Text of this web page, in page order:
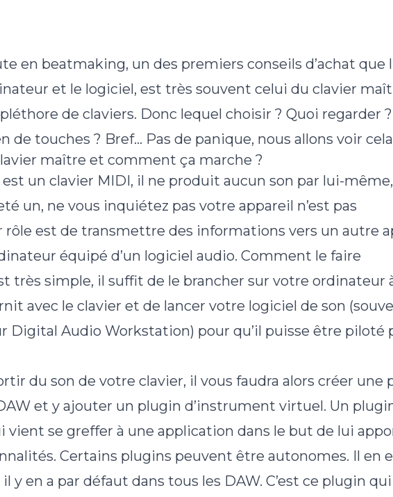
en beatmaking, un des premiers conseils d’achat que
et le logiciel, est très souvent celui du clavier
de claviers. Donc lequel choisir ? Quoi regarder
de touches ? Bref… Pas de panique, nous allons voir
maître et comment ça marche ?
un clavier MIDI, il ne produit aucun son par lui-
un, ne vous inquiétez pas votre appareil n’est pas
rôle est de transmettre des informations vers un autre
équipé d’un logiciel audio. Comment le faire
très simple, il suffit de le brancher sur votre ordinateur
avec le clavier et de lancer votre logiciel de son
Digital Audio Workstation) pour qu’il puisse être piloté
du son de votre clavier, il vous faudra alors créer une
et y ajouter un plugin d’instrument virtuel. Un
vient se greffer à une application dans le but de lui
Certains plugins peuvent être autonomes. Il en
en a par défaut dans tous les DAW. C’est ce plugin qui